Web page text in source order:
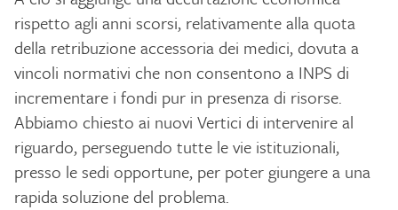
rispetto agli anni scorsi, relativamente alla quota
della retribuzione accessoria dei medici, dovuta a
vincoli normativi che non consentono a INPS di
incrementare i fondi pur in presenza di risorse.
Abbiamo chiesto ai nuovi Vertici di intervenire al
riguardo, perseguendo tutte le vie istituzionali,
presso le sedi opportune, per poter giungere a una
rapida soluzione del problema.